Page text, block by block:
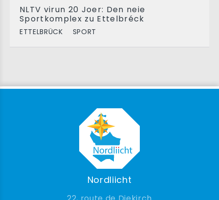
NLTV virun 20 Joer: Den neie
Sportkomplex zu Ettelbréck
ETTELBRÜCK SPORT
Nordliicht